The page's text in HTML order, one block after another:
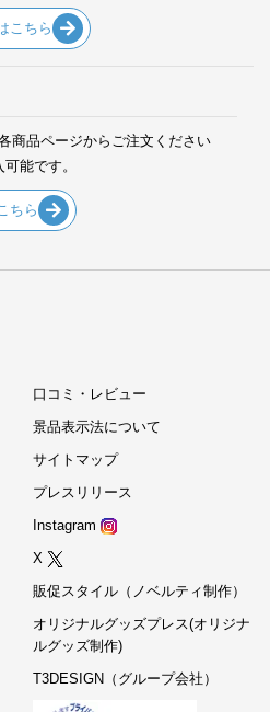
こちら
商品ページからご注文ください
能です。
ちら
口コミ・レビュー
景品表示法について
サイトマップ
プレスリリース
Instagram
X
販促スタイル（ノベルティ制作）
オリジナルグッズプレス(オリジナ
ルグッズ制作)
T3DESIGN（グループ会社）